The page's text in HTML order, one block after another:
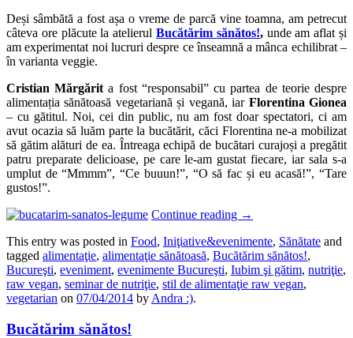
Deși sâmbătă a fost așa o vreme de parcă vine toamna, am petrecut
câteva ore plăcute la atelierul Bucătărim sănătos!,unde am aflat și
am experimentat noi lucruri despre ce înseamnă a mânca echilibrat –
în varianta veggie.
Cristian Mărgărit a fost “responsabil” cu partea de teorie despre
alimentația sănătoasă vegetariană și vegană, iar Florentina Gionea
– cu gătitul. Noi, cei din public, nu am fost doar spectatori, ci am
avut ocazia să luăm parte la bucătărit, căci Florentina ne-a mobilizat
să gătim alături de ea. Întreaga echipă de bucătari curajoși a pregătit
patru preparate delicioase, pe care le-am gustat fiecare, iar sala s-a
umplut de “Mmmm”, “Ce buuun!”, “O să fac și eu acasă!”, “Tare
gustos!”.
Continue reading →
This entry was posted in Food, Iniţiative&evenimente, Sănătate and
tagged alimentaţie, alimentaţie sănătoasă, Bucătărim sănătos!,
Bucureşti, eveniment, evenimente Bucureşti, Iubim şi gătim, nutriţie,
raw vegan, seminar de nutriţie, stil de alimentaţie raw vegan,
vegetarian on 07/04/2014 by Andra :).
Bucătărim sănătos!